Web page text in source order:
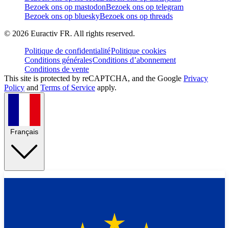
Bezoek ons op mastodonBezoek ons op telegram
Bezoek ons op blueskyBezoek ons op threads
© 2026 Euractiv FR. All rights reserved.
Politique de confidentialitéPolitique cookies
Conditions généralesConditions d’abonnement
Conditions de vente
This site is protected by reCAPTCHA, and the Google Privacy
Policy and Terms of Service apply.
Français